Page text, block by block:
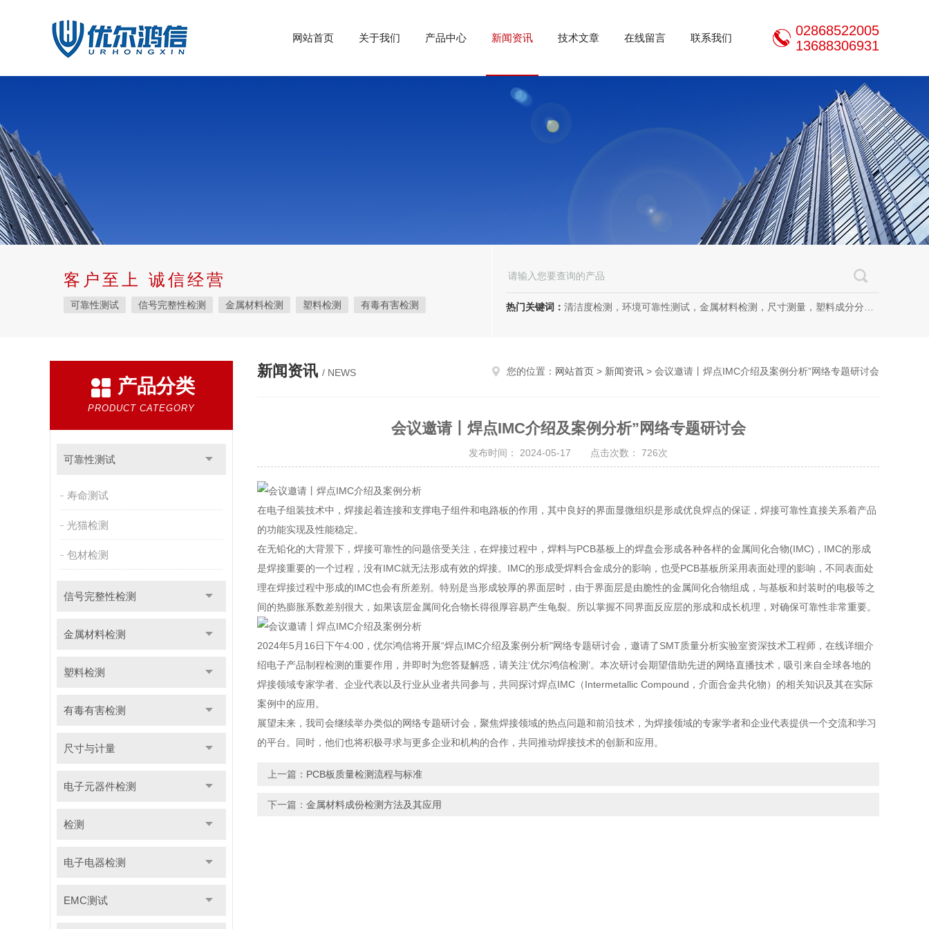
网站首页 关于我们 产品中心 新闻资讯 技术文章 在线留言 联系我们
02868522005
13688306931
客户至上 诚信经营
可靠性测试 信号完整性检测 金属材料检测 塑料检测 有毒有害检测 热门关键词： 清洁度检测，环境可靠性测试，金属材料检测，尺寸测量，塑料成分分析，成都检测中心，第三方检测，汽车零部件检测，电子电气检测
产品分类
PRODUCT CATEGORY
可靠性测试
寿命测试
光猫检测
包材检测
信号完整性检测
金属材料检测
塑料检测
有毒有害检测
尺寸与计量
电子元器件检测
检测
电子电器检测
EMC测试
新闻资讯 / NEWS 您的位置： 网站首页 > 新闻资讯 > 会议邀请丨焊点IMC介绍及案例分析”网络专题研讨会
会议邀请丨焊点IMC介绍及案例分析”网络专题研讨会
发布时间： 2024-05-17 点击次数： 726次
在电子组装技术中，焊接起着连接和支撑电子组件和电路板的作用，其中良好的界面显微组织是形成优良焊点的保证，焊接可靠性直接关系着产品
的功能实现及性能稳定。
在无铅化的大背景下，焊接可靠性的问题倍受关注，在焊接过程中，焊料与PCB基板上的焊盘会形成各种各样的金属间化合物(IMC)，IMC的形成
是焊接重要的一个过程，没有IMC就无法形成有效的焊接。IMC的形成受焊料合金成分的影响，也受PCB基板所采用表面处理的影响，不同表面处
理在焊接过程中形成的IMC也会有所差别。特别是当形成较厚的界面层时，由于界面层是由脆性的金属间化合物组成，与基板和封装时的电极等之
间的热膨胀系数差别很大，如果该层金属间化合物长得很厚容易产生龟裂。所以掌握不同界面反应层的形成和成长机理，对确保可靠性非常重要。
2024年5月16日下午4:00，优尔鸿信将开展“焊点IMC介绍及案例分析"网络专题研讨会，邀请了SMT质量分析实验室资深技术工程师，在线详细介
绍电子产品制程检测的重要作用，并即时为您答疑解惑，请关注‘优尔鸿信检测’。本次研讨会期望借助先进的网络直播技术，吸引来自全球各地的
焊接领域专家学者、企业代表以及行业从业者共同参与，共同探讨焊点IMC（Intermetallic Compound，介面合金共化物）的相关知识及其在实际
案例中的应用。
展望未来，我司会继续举办类似的网络专题研讨会，聚焦焊接领域的热点问题和前沿技术，为焊接领域的专家学者和企业代表提供一个交流和学习
的平台。同时，他们也将积极寻求与更多企业和机构的合作，共同推动焊接技术的创新和应用。
上一篇： PCB板质量检测流程与标准
下一篇： 金属材料成份检测方法及其应用